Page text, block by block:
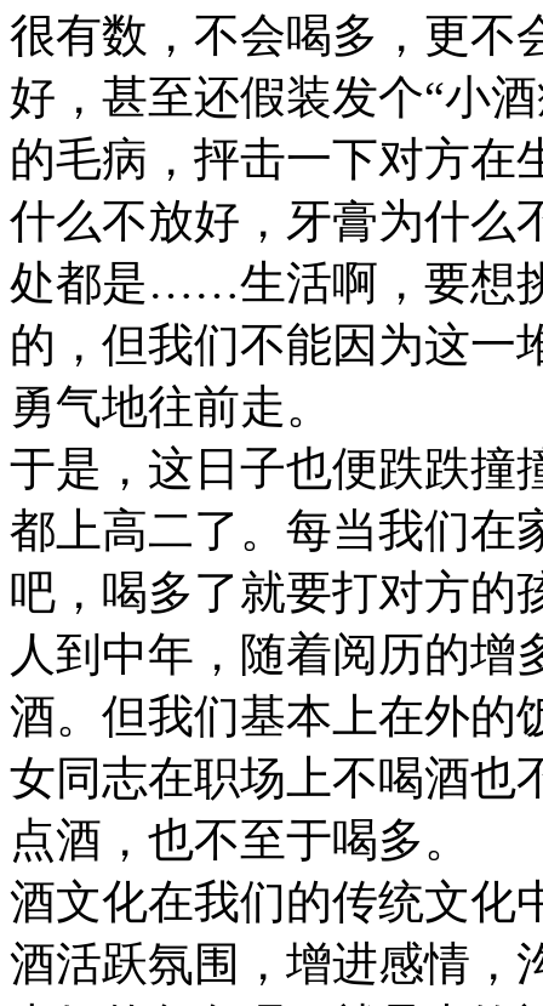
很有数，不会喝多，更不
好，甚至还假装发个“小
的毛病，抨击一下对方在
什么不放好，牙膏为什么
处都是……生活啊，要想
的，但我们不能因为这一
勇气地往前走。
于是，这日子也便跌跌撞
都上高二了。每当我们在
吧，喝多了就要打对方的
人到中年，随着阅历的增
酒。但我们基本上在外的
女同志在职场上不喝酒也
点酒，也不至于喝多。
酒文化在我们的传统文化
酒活跃氛围，增进感情，